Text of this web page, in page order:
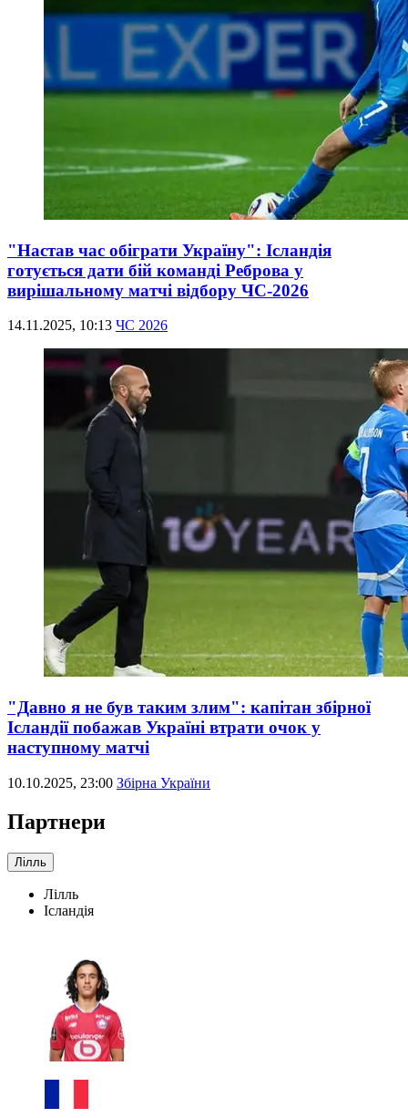
"Настав час обіграти Україну": Ісландія
готується дати бій команді Реброва у
вирішальному матчі відбору ЧС-2026
14.11.2025, 10:13 ЧС 2026
"Давно я не був таким злим": капітан збірної
Ісландії побажав Україні втрати очок у
наступному матчі
10.10.2025, 23:00 Збірна України
Партнери
Лілль
Лілль
Ісландія